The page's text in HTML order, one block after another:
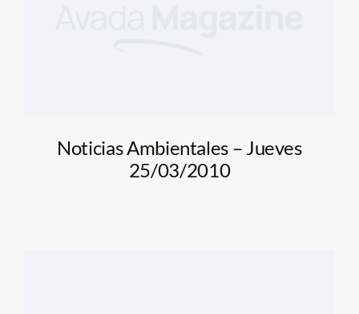
Noticias Ambientales – Jueves
25/03/2010